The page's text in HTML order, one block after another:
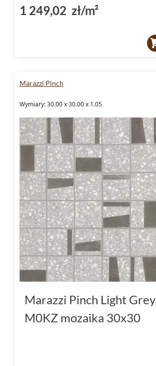
1 249,02 zł/m²
Marazzi Pinch
Wymiary: 30.00 x 30.00 x 1.05
Marazzi Pinch Light Grey
M0KZ mozaika 30x30